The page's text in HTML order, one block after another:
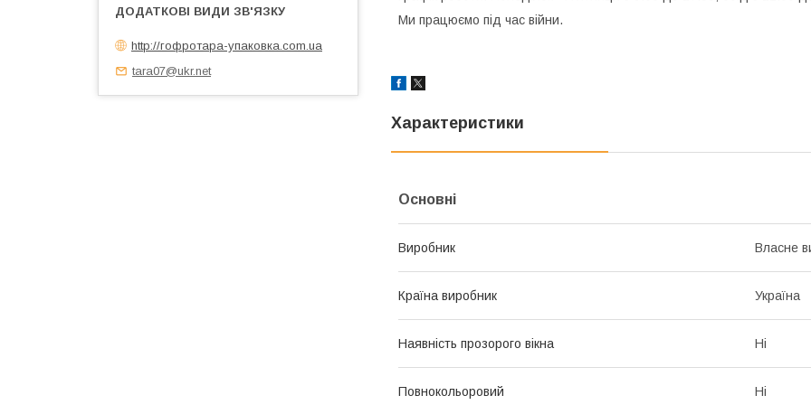
Ми працюємо під час війни.
Характеристики
Основні
Виробник Власне
Країна виробник Україна
Наявність прозорого вікна Ні
Повнокольоровий Ні
http://гофротара-упаковка.com.ua
tara07@ukr.net